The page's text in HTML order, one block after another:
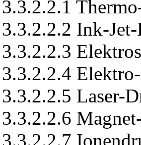
3.3.2.2.1
3.3.2.2.2 Ink-
3.3.2.2.3
3.3.2.2.4
3.3.2.2.5 Laser-
3.3.2.2.6
3.3.2.2.7